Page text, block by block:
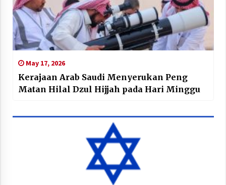
May 17, 2026
Kerajaan Arab Saudi Menyerukan Peng
Matan Hilal Dzul Hijjah pada Hari Minggu